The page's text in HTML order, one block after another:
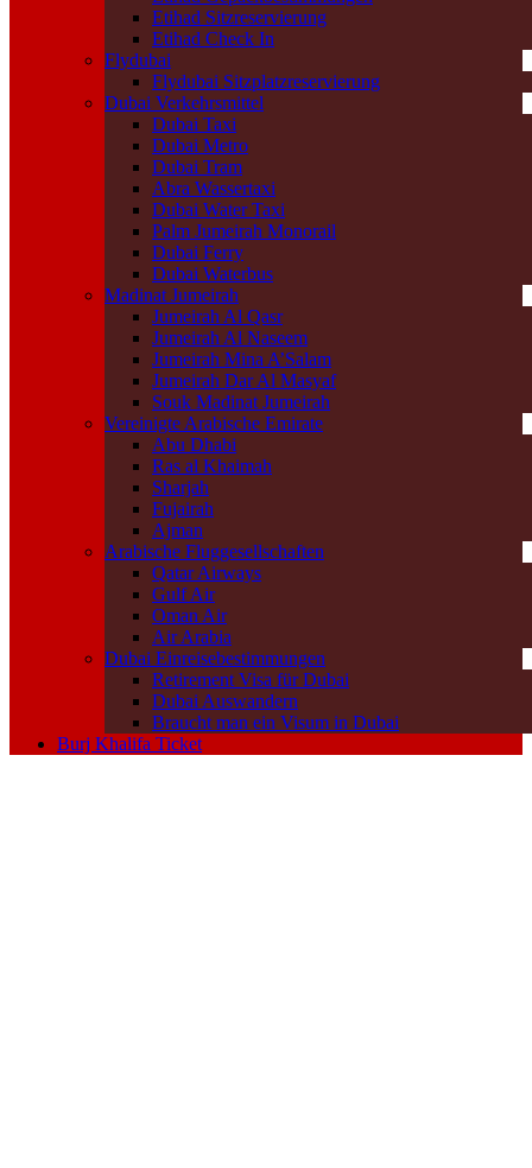
Etihad Sitzreservierung
Etihad Check In
Flydubai
Flydubai Sitzplatzreservierung
Dubai Verkehrsmittel
Dubai Taxi
Dubai Metro
Dubai Tram
Abra Wassertaxi
Dubai Water Taxi
Palm Jumeirah Monorail
Dubai Ferry
Dubai Waterbus
Madinat Jumeirah
Jumeirah Al Qasr
Jumeirah Al Naseem
Jumeirah Mina A’Salam
Jumeirah Dar Al Masyaf
Souk Madinat Jumeirah
Vereinigte Arabische Emirate
Abu Dhabi
Ras al Khaimah
Sharjah
Fujairah
Ajman
Arabische Fluggesellschaften
Qatar Airways
Gulf Air
Oman Air
Air Arabia
Dubai Einreisebestimmungen
Retirement Visa für Dubai
Dubai Auswandern
Braucht man ein Visum in Dubai
Burj Khalifa Ticket